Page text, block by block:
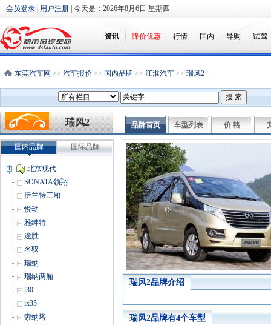
会员登录 用户注册 | 今天是： 2026年8月6日 星期四
资讯 降价优惠 行情 国内 导购 试驾
东莞汽车网 >> 汽车报价 >> 国内品牌 >> 江淮汽车 >> 瑞风2
瑞风2 品牌首页 车型列表 价 格
瑞风2品牌介绍
瑞风2品牌有4个车型
国内品牌 国际品牌
北京现代
SONATA领翔
伊兰特三厢
悦动
雅绅特
途胜
名驭
瑞纳
瑞纳两厢
i30
ix35
索纳塔